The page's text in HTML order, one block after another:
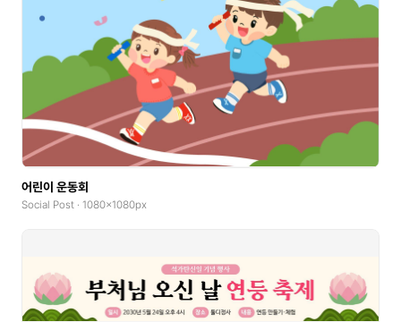
어린이 운동회
Social Post · 1080x1080px